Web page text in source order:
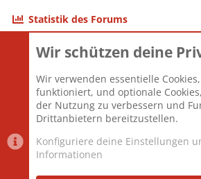
Statistik des Forums
Themen
Mitglieder
Neuestes Mitglied
Wir schützen deine
Wir verwenden essentielle
funktioniert, und optionale
der Nutzung zu verbessern und
Drittanbietern bereitzustellen.
Konfiguriere deine Einstellungen
Informationen